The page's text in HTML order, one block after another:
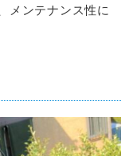
メンテナンス性に